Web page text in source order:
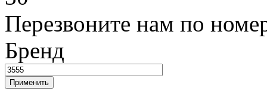
Перезвоните нам по
Бренд